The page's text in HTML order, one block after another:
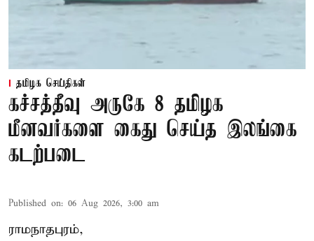
தமிழக செய்திகள்
கச்சத்தீவு அருகே 8 தமிழக
மீனவர்களை கைது செய்த இலங்கை
கடற்படை
Published on: 06 Aug 2026, 3:00 am
ராமநாதபுரம்,